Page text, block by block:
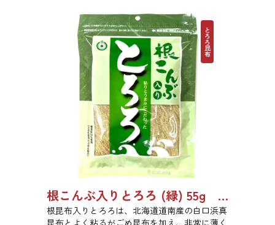
とろろ昆布
根こんぶ入りとろろ (緑) 55g 単品 5袋セット 20袋セット 3054
根昆布入りとろろは、北海道道南産の白口浜真
昆布とよく粘るがごめ昆布を加え、非常に薄く